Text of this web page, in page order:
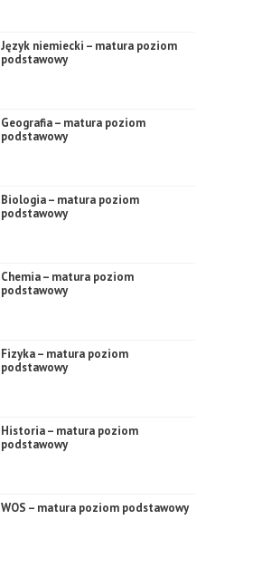
Język niemiecki – matura poziom
podstawowy
Geografia – matura poziom
podstawowy
Biologia – matura poziom
podstawowy
Chemia – matura poziom
podstawowy
Fizyka – matura poziom
podstawowy
Historia – matura poziom
podstawowy
WOS – matura poziom podstawowy